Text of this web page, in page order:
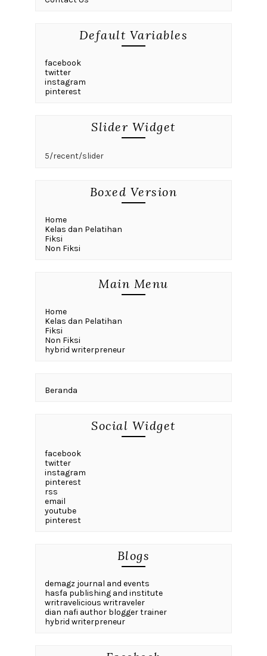
Default Variables
facebook
twitter
instagram
pinterest
Slider Widget
5/recent/slider
Boxed Version
Home
Kelas dan Pelatihan
Fiksi
Non Fiksi
Main Menu
Home
Kelas dan Pelatihan
Fiksi
Non Fiksi
hybrid writerpreneur
Beranda
Social Widget
facebook
twitter
instagram
pinterest
rss
email
youtube
pinterest
Blogs
demagz journal and events
hasfa publishing and institute
writravelicious writraveler
dian nafi author blogger trainer
hybrid writerpreneur